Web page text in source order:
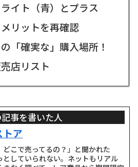
イト（青）とプラス
メリットを再確認
「確実な」購入場所！
店リスト
記事を書いた人
トア
どこで売ってるの？」と聞かれた
としていられない。ネットもリアル